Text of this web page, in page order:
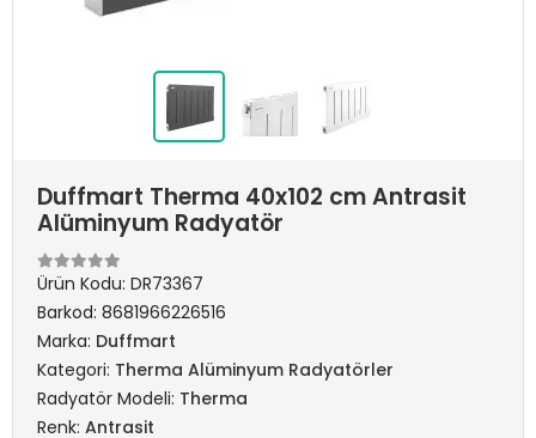
Duffmart Therma 40x102 cm Antrasit
Alüminyum Radyatör
Ürün Kodu: DR73367
Barkod: 8681966226516
Marka: Duffmart
Kategori: Therma Alüminyum Radyatörler
Radyatör Modeli: Therma
Renk: Antrasit